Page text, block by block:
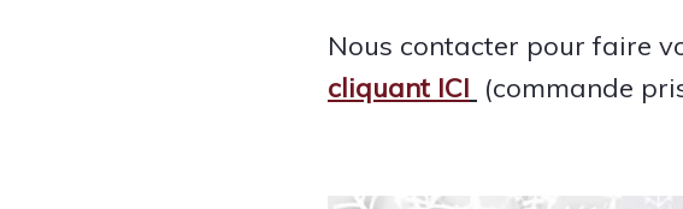
Nous contacter pour faire
cliquant ICI (commande